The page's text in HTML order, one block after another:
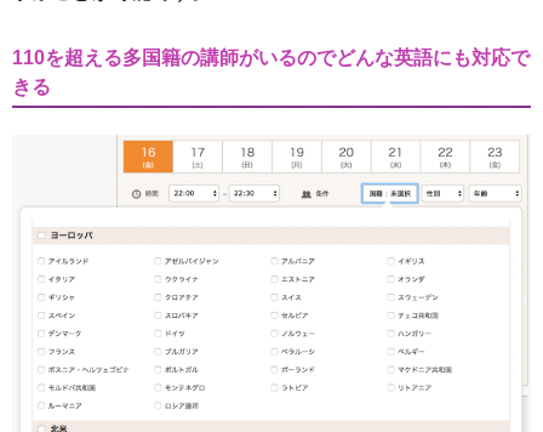
110を超える多国籍の講師がいるのでどんな英語にも対応で
きる